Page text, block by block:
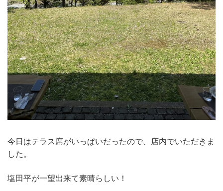
今日はテラス席がいっぱいだったので、店内でいただきま
した。
塩田平が一望出来て素晴らしい！